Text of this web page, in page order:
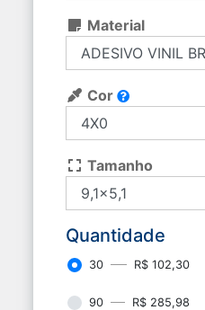
Material
Cor
Tamanho
Quantidade
30 R$ 102,30
90 R$ 285,98